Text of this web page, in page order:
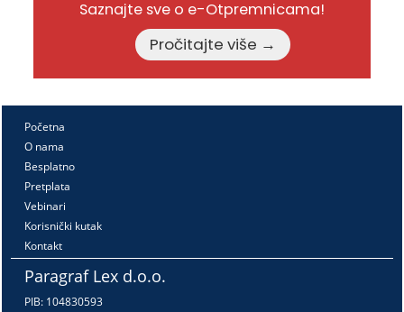
Saznajte sve o e-Otpremnicama!
Pročitajte više →
Početna
O nama
Besplatno
Pretplata
Vebinari
Korisnički kutak
Kontakt
Paragraf Lex d.o.o.
PIB: 104830593